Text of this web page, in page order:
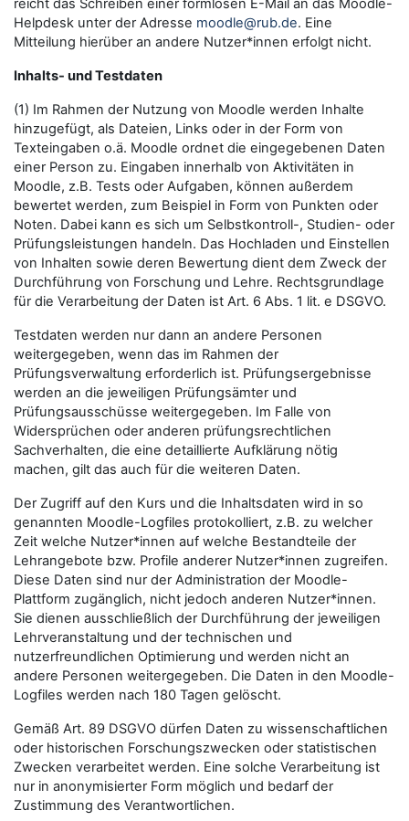
reicht das Schreiben einer formlosen E-Mail an das Moodle-
Helpdesk unter der Adresse moodle@rub.de. Eine
Mitteilung hierüber an andere Nutzer*innen erfolgt nicht.
Inhalts- und Testdaten
(1) Im Rahmen der Nutzung von Moodle werden Inhalte
hinzugefügt, als Dateien, Links oder in der Form von
Texteingaben o.ä. Moodle ordnet die eingegebenen Daten
einer Person zu. Eingaben innerhalb von Aktivitäten in
Moodle, z.B. Tests oder Aufgaben, können außerdem
bewertet werden, zum Beispiel in Form von Punkten oder
Noten. Dabei kann es sich um Selbstkontroll-, Studien- oder
Prüfungsleistungen handeln. Das Hochladen und Einstellen
von Inhalten sowie deren Bewertung dient dem Zweck der
Durchführung von Forschung und Lehre. Rechtsgrundlage
für die Verarbeitung der Daten ist Art. 6 Abs. 1 lit. e DSGVO.
Testdaten werden nur dann an andere Personen
weitergegeben, wenn das im Rahmen der
Prüfungsverwaltung erforderlich ist. Prüfungsergebnisse
werden an die jeweiligen Prüfungsämter und
Prüfungsausschüsse weitergegeben. Im Falle von
Widersprüchen oder anderen prüfungsrechtlichen
Sachverhalten, die eine detaillierte Aufklärung nötig
machen, gilt das auch für die weiteren Daten.
Der Zugriff auf den Kurs und die Inhaltsdaten wird in so
genannten Moodle-Logfiles protokolliert, z.B. zu welcher
Zeit welche Nutzer*innen auf welche Bestandteile der
Lehrangebote bzw. Profile anderer Nutzer*innen zugreifen.
Diese Daten sind nur der Administration der Moodle-
Plattform zugänglich, nicht jedoch anderen Nutzer*innen.
Sie dienen ausschließlich der Durchführung der jeweiligen
Lehrveranstaltung und der technischen und
nutzerfreundlichen Optimierung und werden nicht an
andere Personen weitergegeben. Die Daten in den Moodle-
Logfiles werden nach 180 Tagen gelöscht.
Gemäß Art. 89 DSGVO dürfen Daten zu wissenschaftlichen
oder historischen Forschungszwecken oder statistischen
Zwecken verarbeitet werden. Eine solche Verarbeitung ist
nur in anonymisierter Form möglich und bedarf der
Zustimmung des Verantwortlichen.